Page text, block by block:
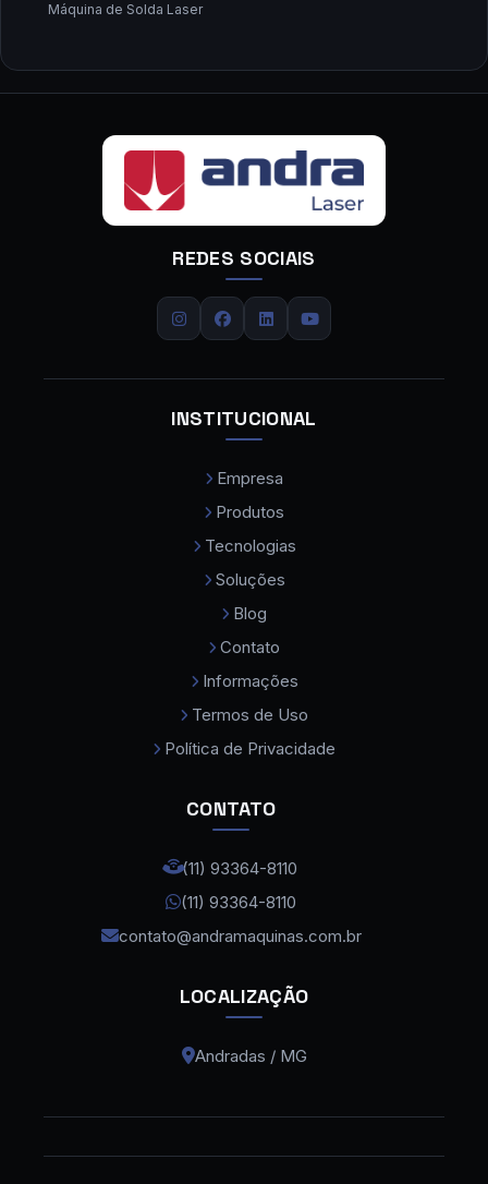
Máquina de Solda Laser
Fornecedor de Máquina de Corte a Laser
Fornecedor de Máquina de Solda a Laser
Calandra CNC
Calandra de Chapas
Carregador de Chapas
Centro de Usinagem CNC Preço
Compressor de Ar Parafuso
Consumíveis para Máquina a Laser
Dobradeira de Tubos CNC
Dobradeira Hidraulica CNC
Fonte Laser Fibra Max Cabeça Raytools
Lixadeira de Rebarba
Maquina de Corte a Laser Ferro
Maquina de Corte a Laser Grande
REDES SOCIAIS
INSTITUCIONAL
Empresa
Produtos
Tecnologias
Soluções
Blog
Contato
Informações
Termos de Uso
Política de Privacidade
CONTATO
(11) 93364-8110
(11) 93364-8110
contato@andramaquinas.com.br
LOCALIZAÇÃO
Andradas / MG